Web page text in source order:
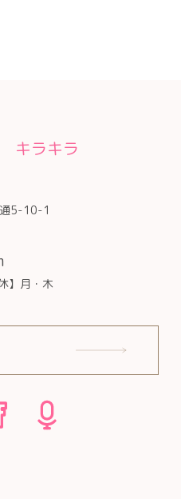
キラキラ
5-10-1
】月・木